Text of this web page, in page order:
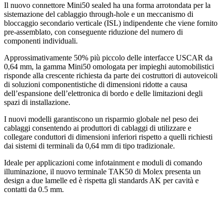
Il nuovo connettore Mini50 sealed ha una forma arrotondata per la
sistemazione del cablaggio through-hole e un meccanismo di
bloccaggio secondario verticale (ISL) indipendente che viene fornito
pre-assemblato, con conseguente riduzione del numero di
componenti individuali.
Approssimativamente 50% più piccolo delle interfacce USCAR da
0,64 mm, la gamma Mini50 omologata per impieghi automobilistici
risponde alla crescente richiesta da parte dei costruttori di autoveicoli
di soluzioni componentistiche di dimensioni ridotte a causa
dell’espansione dell’elettronica di bordo e delle limitazioni degli
spazi di installazione.
I nuovi modelli garantiscono un risparmio globale nel peso dei
cablaggi consentendo ai produttori di cablaggi di utilizzare e
collegare conduttori di dimensioni inferiori rispetto a quelli richiesti
dai sistemi di terminali da 0,64 mm di tipo tradizionale.
Ideale per applicazioni come infotainment e moduli di comando
illuminazione, il nuovo terminale TAK50 di Molex presenta un
design a due lamelle ed è rispetta gli standards AK per cavità e
contatti da 0.5 mm.